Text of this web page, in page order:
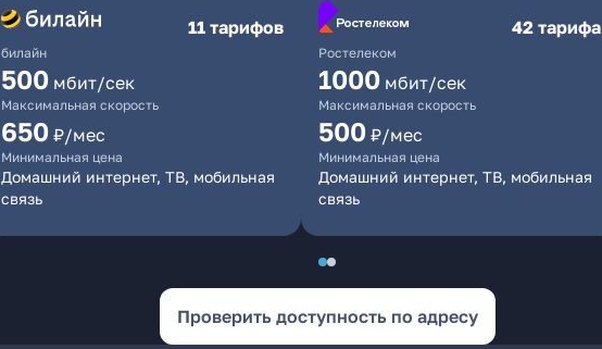
билайн
11 тарифов
500 мбит/сек
Максимальная скорость
650 ₽/мес
Минимальная цена
Домашний интернет, ТВ, мобильная
связь
Ростелеком
42 тарифа
1000 мбит/сек
Максимальная скорость
500 ₽/мес
Минимальная цена
Домашний интернет, ТВ, мобильная
связь
Проверить доступность по адресу